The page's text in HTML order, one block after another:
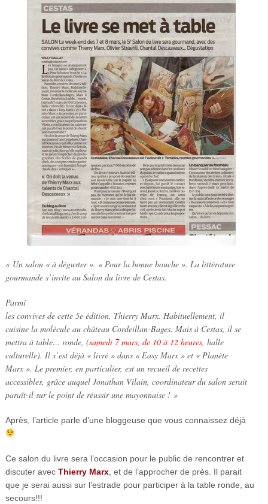
« Un salon « à déguster ». « Pour la bonne bouche ». La littérature
gourmande s’invite au Salon du livre de Cestas.
Parmi
les convives de cette 5e édition, Thierry Marx. Habituellement, il
cuisine la molécule au château Cordeillan-Bages. Mais à Cestas, il se
mettra à table… ronde, (samedi 7 mars, de 10 à 12 heures, halle
culturelle). Il s’est déjà « livré » dans « Easy Marx » et « Planète
Marx ». Le premier, en particulier, est un recueil de recettes
accessibles, grâce auquel Jonathan Vilain, coordinateur du salon serait
paraît-il sur le point de réussir une mayonnaise ! »
Après, l’article parle d’une bloggeuse que vous connaissez déjà
Ce salon du livre sera l’occasion pour le public de rencontrer et
discuter avec Thierry Marx, et de l’approcher de près. Il parait
que je serai aussi sur l’estrade pour participer à la table ronde, au
secours!!!